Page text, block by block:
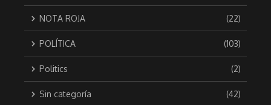
NOTA ROJA (22)
POLÍTICA (103)
Politics (2)
Sin categoría (42)